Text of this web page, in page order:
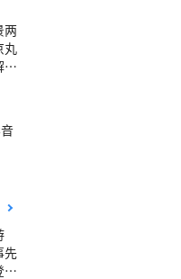
两
丸
先
山